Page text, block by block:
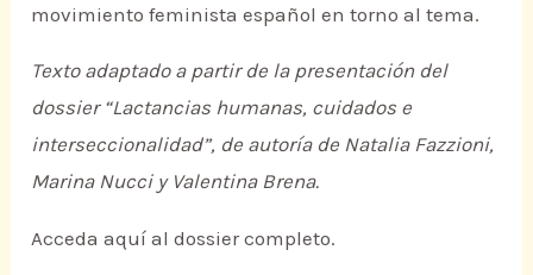
movimiento feminista español en torno al tema.
Texto adaptado a partir de la presentación del
dossier “Lactancias humanas, cuidados e
interseccionalidad”, de autoría de Natalia Fazzioni,
Marina Nucci y Valentina Brena.
Acceda aquí al dossier completo.